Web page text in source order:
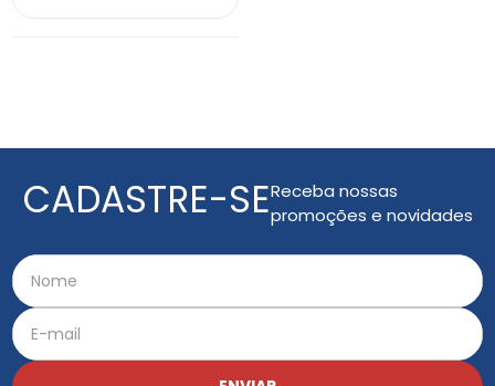
CADASTRE-SEReceba nossas
promoções e novidades